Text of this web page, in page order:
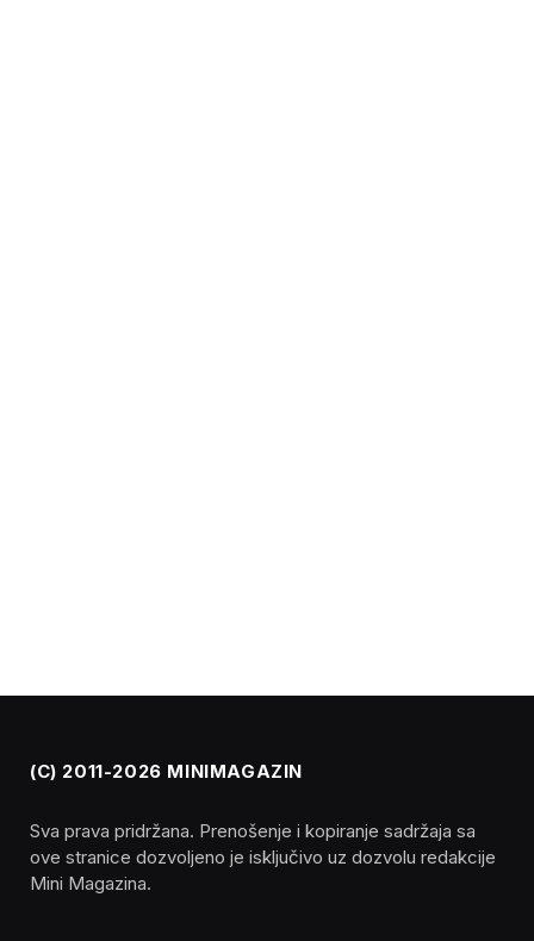
(C) 2011-2026 MINIMAGAZIN
Sva prava pridržana. Prenošenje i kopiranje sadržaja sa
ove stranice dozvoljeno je isključivo uz dozvolu redakcije
Mini Magazina.